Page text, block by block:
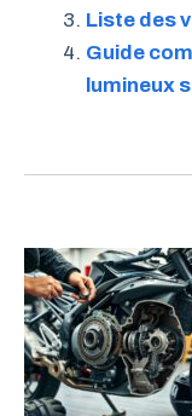
Liste des
Guide
lumineux